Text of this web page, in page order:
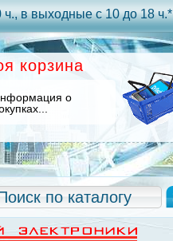
в выходные с 10 до 18 ч.*
корзина
о